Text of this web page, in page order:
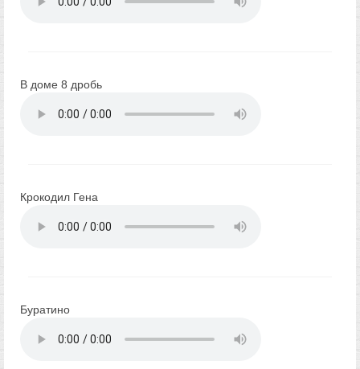
В доме 8 дробь
Крокодил Гена
Буратино